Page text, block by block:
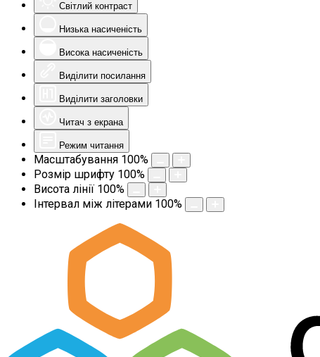
Світлий контраст
Низька насиченість
Висока насиченість
Виділити посилання
Виділити заголовки
Читач з екрана
Режим читання
Масштабування 100%
Розмір шрифту 100%
Висота лінії 100%
Інтервал між літерами 100%